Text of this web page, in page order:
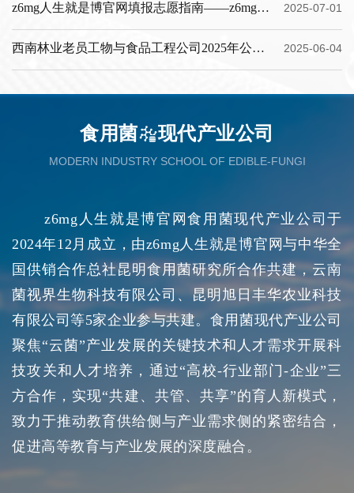
z6mg人生就是博官网填报志愿指南——z6mg人生就是博 2025-07-01
西南林业老员工物与食品工程公司2025年公开招聘6月4日第一轮... 2025-06-04
食用菌 现代产业公司
MODERN INDUSTRY SCHOOL OF EDIBLE-FUNGI
z6mg人生就是博官网食用菌现代产业公司于
2024年12月成立，由z6mg人生就是博官网与中华全
国供销合作总社昆明食用菌研究所合作共建，云南
菌视界生物科技有限公司、昆明旭日丰华农业科技
有限公司等5家企业参与共建。食用菌现代产业公司
聚焦“云菌”产业发展的关键技术和人才需求开展科
技攻关和人才培养，通过“高校-行业部门-企业”三
方合作，实现“共建、共管、共享”的育人新模式，
致力于推动教育供给侧与产业需求侧的紧密结合，
促进高等教育与产业发展的深度融合。